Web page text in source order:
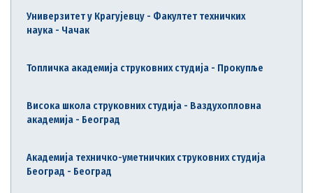
Универзитет у Крагујевцу - Факултет техничких
наука - Чачак
Топличка академија струковних студија - Прокупље
Висока школа струковних студија - Ваздухопловна
академија - Београд
Академија техничко-уметничких струковних студија
Београд - Београд